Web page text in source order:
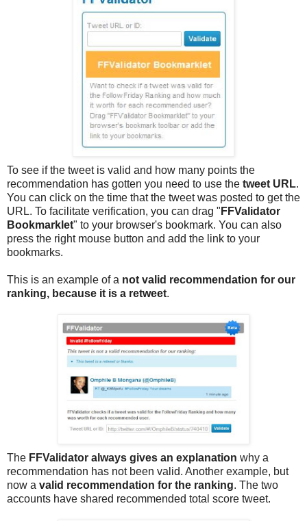
To see if the tweet is valid and how many points the
recommendation has gotten you need to use the tweet URL.
You can click on the time that the tweet was posted to get the
URL. To facilitate verification, you can drag " FFValidator
Bookmarklet" to your browser's bookmark. You can also
press the right mouse button and add the link to your
bookmarks.
This is an example of a not valid recommendation for our
ranking, because it is a retweet.
The FFValidator always gives an explanation why a
recommendation has not been valid. Another example, but
now a valid recommendation for the ranking. The two
accounts have shared recommended total score tweet.